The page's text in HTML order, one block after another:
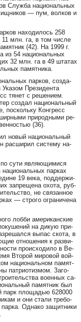
Служ­ба на­ци­о­наль­ных
— пум, вол­ков и
на­хо­ди­лось 258
млн. га, в том чис­ле
(42). На 1999 г.
из 54 на­ци­о­наль­ных
32 млн. га в 49 шта­тах
па­мят­ни­ка.
пар­ков, соз­да­
Пре­зи­ден­та
тя­нет с ре­ше­ни­ем.
соз­дал на­ци­о­наль­ный
пос­коль­ку Конг­ресс
при­род­ны­ми ре­
(36).
но­вый на­ци­о­наль­ный
рас­ши­рил сис­те­му на­
су­ти яв­ля­ю­щи­ми­ся
пар­ках
19 ве­ка, под­дер­жи­
зап­ре­ще­на охо­та, руб­
не свя­зан­ное
— стро­го ог­ра­ни­че­на
лоб­би аме­ри­ка­нс­кие
на ди­кую при­
вы­пас ско­та, в
от­но­ше­ния к раз­ви­
про­ис­хо­ди­ло в Ве­
Вто­рой ми­ро­вой вой­
на­ци­о­наль­ном па­мят­
пат­ри­о­тиз­мом. За­го­
во­ен­ных са­
па­мят­ник был
парк пло­щадью 628000
и они ста­ли тре­бо­
Од­на­ко за­щит­ни­ки